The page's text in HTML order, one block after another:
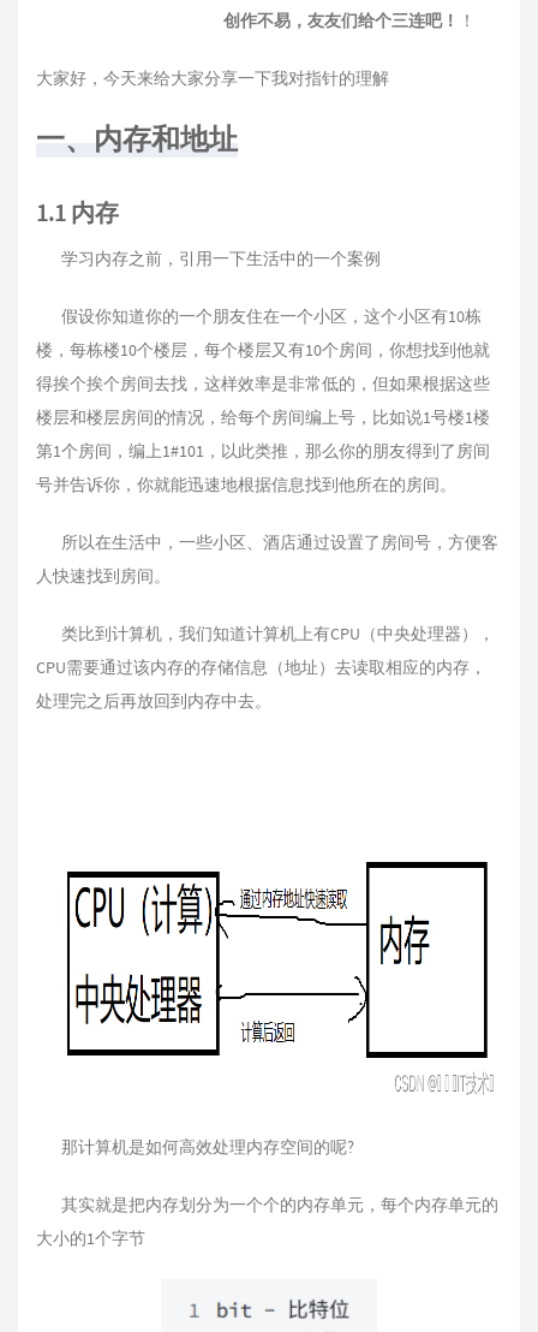
创作不易，友友们给个三连吧！ ！
大家好，今天来给大家分享一下我对指针的理解
一、内存和地址
1.1 内存
学习内存之前，引用一下生活中的一个案例
假设你知道你的一个朋友住在一个小区，这个小区有10栋
楼，每栋楼10个楼层，每个楼层又有10个房间，你想找到他就
得挨个挨个房间去找，这样效率是非常低的，但如果根据这些
楼层和楼层房间的情况，给每个房间编上号，比如说1号楼1楼
第1个房间，编上1#101，以此类推，那么你的朋友得到了房间
号并告诉你，你就能迅速地根据信息找到他所在的房间。
所以在生活中，一些小区、酒店通过设置了房间号，方便客
人快速找到房间。
类比到计算机，我们知道计算机上有CPU（中央处理器），
CPU需要通过该内存的存储信息（地址）去读取相应的内存，
处理完之后再放回到内存中去。
那计算机是如何高效处理内存空间的呢?
其实就是把内存划分为一个个的内存单元，每个内存单元的
大小的1个字节